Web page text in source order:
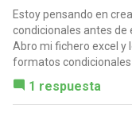
Estoy pensando en
condicionales antes de
Abro mi fichero excel y
formatos condicionales
1 respuesta